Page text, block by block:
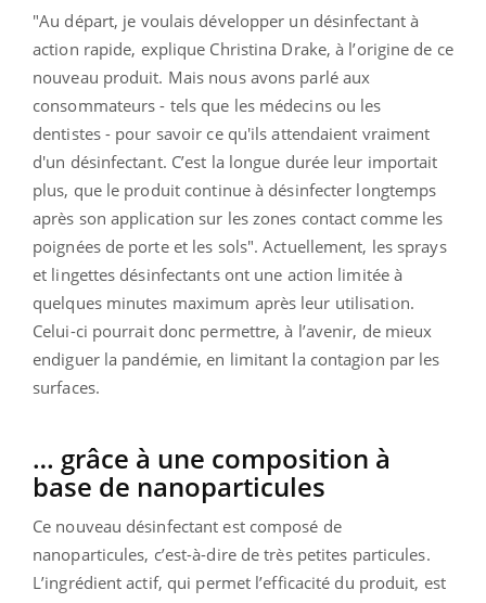
"Au départ, je voulais développer un désinfectant à
action rapide, explique Christina Drake, à l’origine de ce
nouveau produit. Mais nous avons parlé aux
consommateurs - tels que les médecins ou les
dentistes - pour savoir ce qu'ils attendaient vraiment
d'un désinfectant. C’est la longue durée leur importait
plus, que le produit continue à désinfecter longtemps
après son application sur les zones contact comme les
poignées de porte et les sols". Actuellement, les sprays
et lingettes désinfectants ont une action limitée à
quelques minutes maximum après leur utilisation.
Celui-ci pourrait donc permettre, à l’avenir, de mieux
endiguer la pandémie, en limitant la contagion par les
surfaces.
… grâce à une composition à
base de nanoparticules
Ce nouveau désinfectant est composé de
nanoparticules, c’est-à-dire de très petites particules.
L’ingrédient actif, qui permet l’efficacité du produit, est